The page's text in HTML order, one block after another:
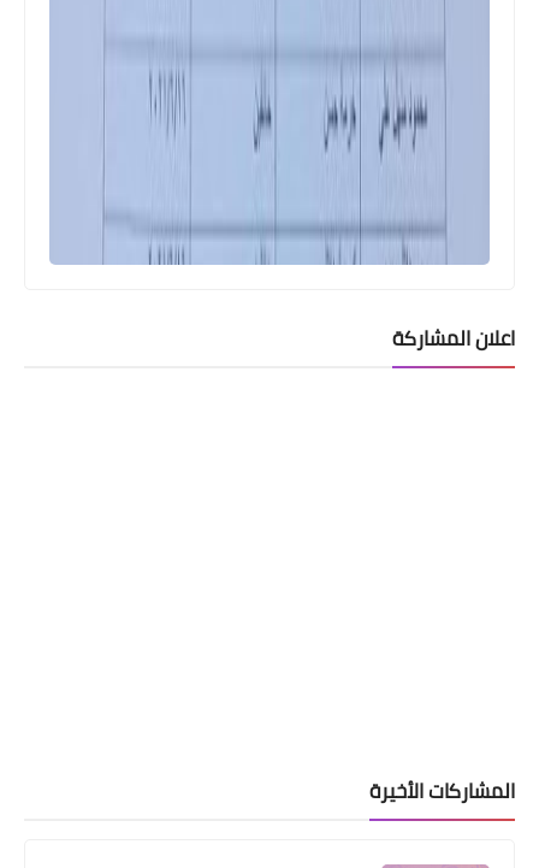
اخبار العامة
اعلان المشاركة
المشاركات الأخيرة